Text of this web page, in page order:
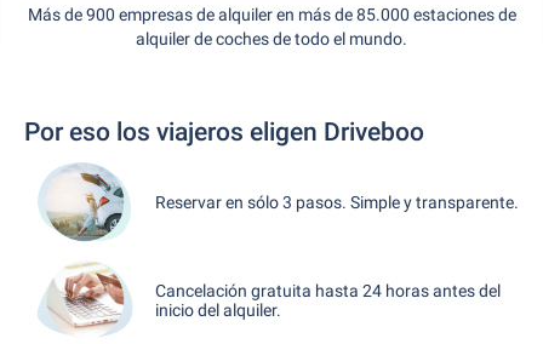
Más de 900 empresas de alquiler en más de 85.000 estaciones de
alquiler de coches de todo el mundo.
Por eso los viajeros eligen Driveboo
Reservar en sólo 3 pasos. Simple y transparente.
Cancelación gratuita hasta 24 horas antes del
inicio del alquiler.